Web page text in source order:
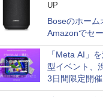
UP
Boseのホーム
Amazonでセ
「Meta AI」
型イベント、
3日間限定開催